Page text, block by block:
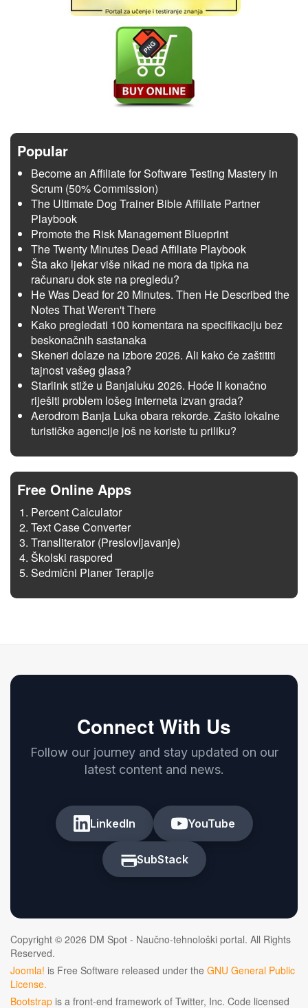
Popular
Become an Affiliate for Software Testing Mastery in
Scrum (50% Commission)
The Ultimate Dog Trainer Bible Affiliate Partner
Playbook
Promote the Risk Management Blueprint
The Twenty Minutes Dead Affiliate Playbook
Šta ako ljekar više nikad ne mora da tipka na
računaru dok ste na pregledu?
He Was Dead for 20 Minutes. Then He Described the
Notes That Weren't There
Kako pregledati 100 komentara na specifikaciju bez
beskonačnih sastanaka
Skeneri dolaze na izbore 2026. Ali kako će zaštititi
tajnost vašeg glasa?
Starlink stiže u Banjaluku 2026. Hoće li konačno
riješiti problem lošeg interneta izvan grada?
Aerodrom Banja Luka obara rekorde. Zašto lokalne
turističke agencije još ne koriste tu priliku?
Free Online Apps
Percent Calculator
Text Case Converter
Transliterator (Preslovljavanje)
Školski raspored
Sedmični Planer Terapije
Connect With Us
Follow our journey and stay updated on our
latest content and news.
LinkedIn YouTube
SubStack
Copyright © 2026 DM Spot - Naučno-tehnološki portal. All Rights
Reserved.
Joomla! is Free Software released under the GNU General Public
License.
Bootstrap is a front-end framework of Twitter, Inc. Code licensed